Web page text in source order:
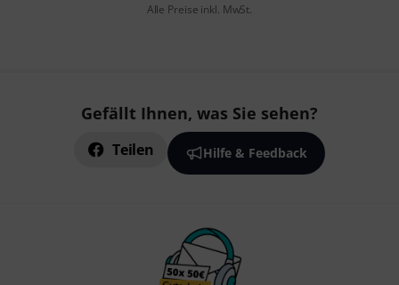
Alle Preise inkl. MwSt.
Gefällt Ihnen, was Sie sehen?
Teilen Hilfe & Feedback